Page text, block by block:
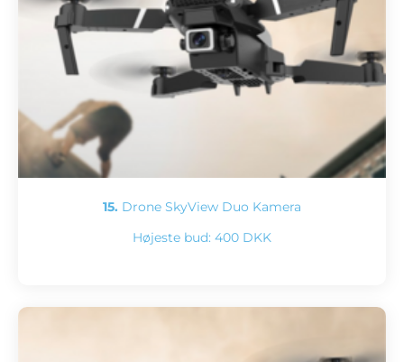
15. Drone SkyView Duo Kamera
Højeste bud: 400 DKK